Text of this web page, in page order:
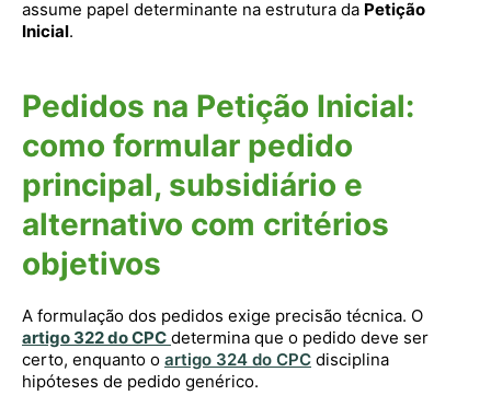
assume papel determinante na estrutura da Petição
Inicial.
Pedidos na Petição Inicial:
como formular pedido
principal, subsidiário e
alternativo com critérios
objetivos
A formulação dos pedidos exige precisão técnica. O
artigo 322 do CPC determina que o pedido deve ser
certo, enquanto o artigo 324 do CPC disciplina
hipóteses de pedido genérico.